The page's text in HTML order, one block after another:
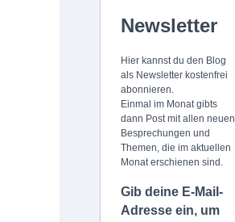
Newsletter
Hier kannst du den Blog
als Newsletter kostenfrei
abonnieren.
Einmal im Monat gibts
dann Post mit allen neuen
Besprechungen und
Themen, die im aktuellen
Monat erschienen sind.
Gib deine E-Mail-
Adresse ein, um